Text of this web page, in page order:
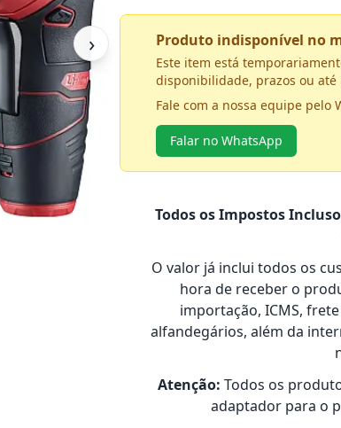
› Produto indisponível no
Este item está
disponibilidade, prazos ou
Fale com a nossa equipe
Falar no WhatsApp
Todos os Impostos
O valor já inclui todos os
hora de receber o
importação, ICMS,
alfandegários, além da
Atenção: Todos os
adaptador para o